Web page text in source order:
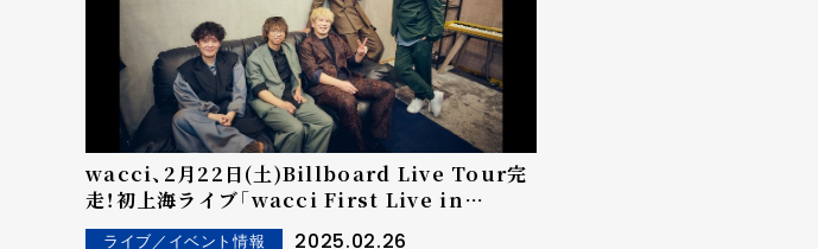
wacci、2月22日(土)Billboard Live Tour完
走！初上海ライブ「wacci First Live in
Shanghai」開催！
ライブ／イベント情報 2025.02.26